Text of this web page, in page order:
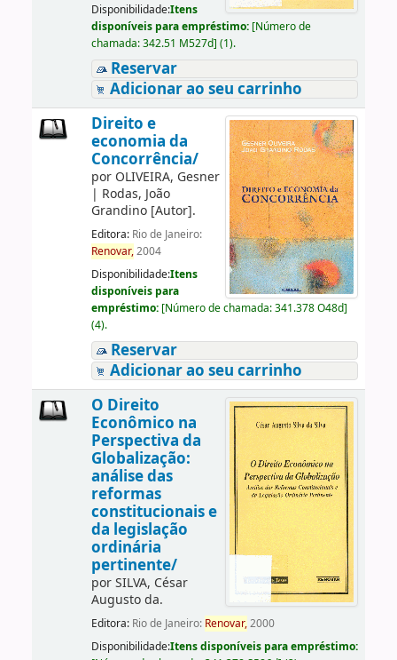
Disponibilidade:Itens
disponíveis para empréstimo: [Número de
chamada:342.51 M527d] (1).
Reservar
Adicionar ao seu carrinho
Direito e
economia da
Concorrência/
por OLIVEIRA, Gesner
| Rodas, João
Grandino[Autor].
Editora: Rio de Janeiro:
Renovar,2004
Disponibilidade:Itens
disponíveis para
empréstimo: [Número de chamada:341.378 O48d]
(4).
Reservar
Adicionar ao seu carrinho
O Direito
Econômico na
Perspectiva da
Globalização:
análise das
reformas
constitucionais e
da legislação
ordinária
pertinente/
porSILVA, César
Augusto da.
Editora: Rio de Janeiro: Renovar,2000
Disponibilidade:Itens disponíveis para empréstimo: